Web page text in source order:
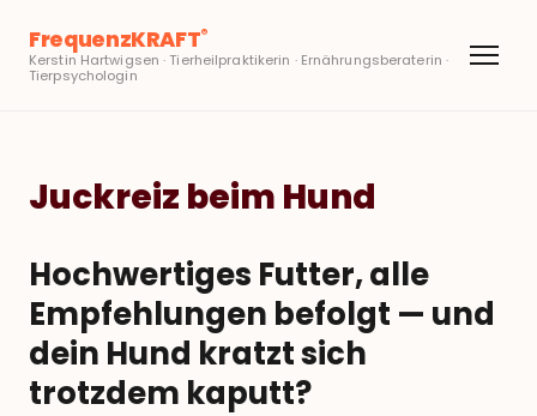
FrequenzKRAFT®
Kerstin Hartwigsen · Tierheilpraktikerin · Ernährungsberaterin ·
Tierpsychologin
Juckreiz beim Hund
Hochwertiges Futter, alle
Empfehlungen befolgt — und
dein Hund kratzt sich
trotzdem kaputt?